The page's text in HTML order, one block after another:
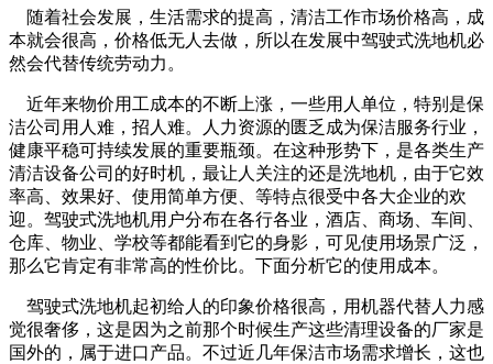
随着社会发展，生活需求的提高，清洁工作市场价格高，成
本就会很高，价格低无人去做，所以在发展中驾驶式洗地机必
然会代替传统劳动力。
近年来物价用工成本的不断上涨，一些用人单位，特别是保
洁公司用人难，招人难。人力资源的匮乏成为保洁服务行业，
健康平稳可持续发展的重要瓶颈。在这种形势下，是各类生产
清洁设备公司的好时机，最让人关注的还是洗地机，由于它效
率高、效果好、使用简单方便、等特点很受中各大企业的欢
迎。驾驶式洗地机用户分布在各行各业，酒店、商场、车间、
仓库、物业、学校等都能看到它的身影，可见使用场景广泛，
那么它肯定有非常高的性价比。下面分析它的使用成本。
驾驶式洗地机起初给人的印象价格很高，用机器代替人力感
觉很奢侈，这是因为之前那个时候生产这些清理设备的厂家是
国外的，属于进口产品。不过近几年保洁市场需求增长，这也